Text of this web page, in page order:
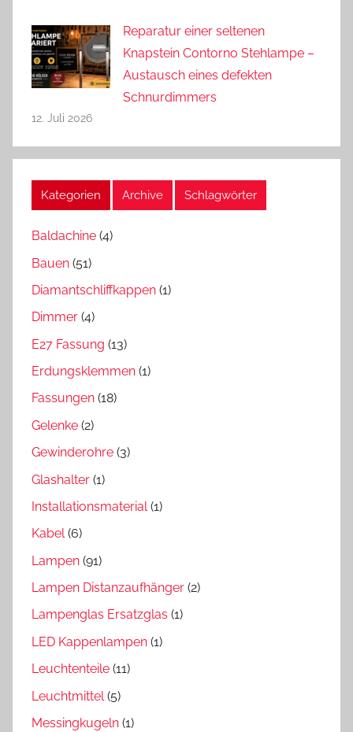
Reparatur einer seltenen
Knapstein Contorno Stehlampe –
Austausch eines defekten
Schnurdimmers
12. Juli 2026
Kategorien Archive Schlagwörter
Baldachine (4)
Bauen (51)
Diamantschliffkappen (1)
Dimmer (4)
E27 Fassung (13)
Erdungsklemmen (1)
Fassungen (18)
Gelenke (2)
Gewinderohre (3)
Glashalter (1)
Installationsmaterial(1)
Kabel(6)
Lampen (91)
Lampen Distanzaufhänger (2)
Lampenglas Ersatzglas (1)
LED Kappenlampen (1)
Leuchtenteile (11)
Leuchtmittel (5)
Messingkugeln (1)